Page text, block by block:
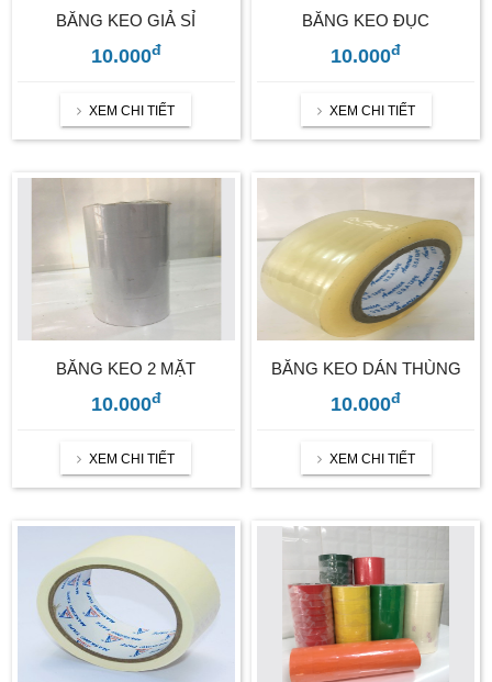
BĂNG KEO GIẢ SỈ
10.000đ
XEM CHI TIẾT
BĂNG KEO ĐỤC
10.000đ
XEM CHI TIẾT
BĂNG KEO 2 MẶT
10.000đ
XEM CHI TIẾT
BĂNG KEO DÁN THÙNG
10.000đ
XEM CHI TIẾT